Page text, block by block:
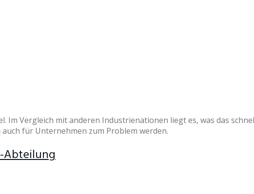
Im Vergleich mit anderen Industrienationen liegt es, was das
für Unternehmen zum Problem werden.
Abteilung